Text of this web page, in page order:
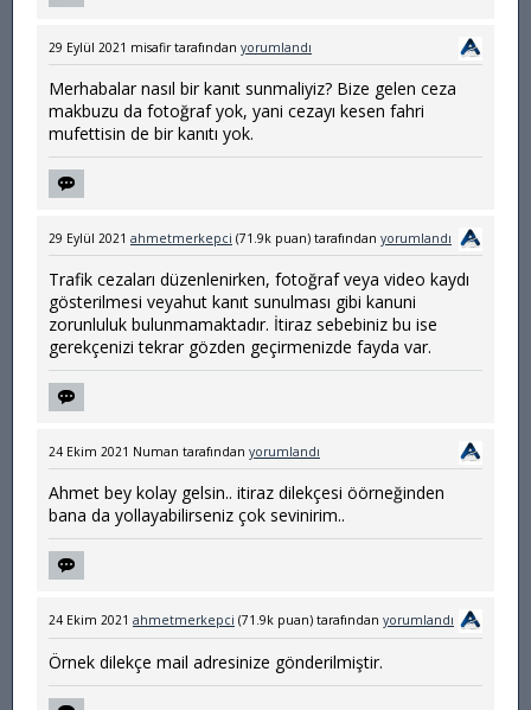
29 Eylül 2021 misafir tarafından yorumlandı
Merhabalar nasıl bir kanıt sunmaliyiz? Bize gelen ceza
makbuzu da fotoğraf yok, yani cezayı kesen fahri
mufettisin de bir kanıtı yok.
29 Eylül 2021 ahmetmerkepci (71.9k puan) tarafından yorumlandı
Trafik cezaları düzenlenirken, fotoğraf veya video kaydı
gösterilmesi veyahut kanıt sunulması gibi kanuni
zorunluluk bulunmamaktadır. İtiraz sebebiniz bu ise
gerekçenizi tekrar gözden geçirmenizde fayda var.
24 Ekim 2021 Numan tarafından yorumlandı
Ahmet bey kolay gelsin.. itiraz dilekçesi öörneğinden
bana da yollayabilirseniz çok sevinirim..
24 Ekim 2021 ahmetmerkepci (71.9k puan) tarafından yorumlandı
Örnek dilekçe mail adresinize gönderilmiştir.